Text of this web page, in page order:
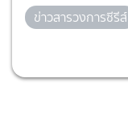
ข่าวสารวงการซีรีส์